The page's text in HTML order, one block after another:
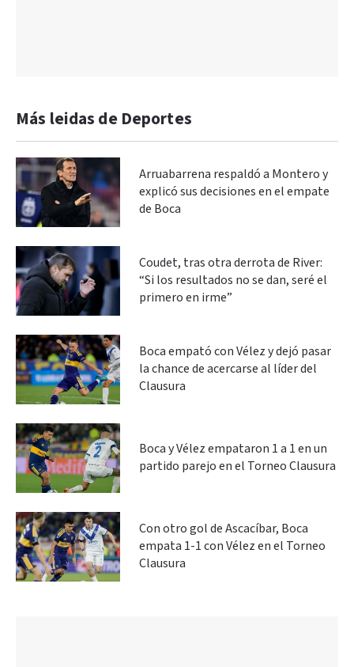
Más leidas de Deportes
Arruabarrena respaldó a Montero y
explicó sus decisiones en el empate
de Boca
Coudet, tras otra derrota de River:
“Si los resultados no se dan, seré el
primero en irme”
Boca empató con Vélez y dejó pasar
la chance de acercarse al líder del
Clausura
Boca y Vélez empataron 1 a 1 en un
partido parejo en el Torneo Clausura
Con otro gol de Ascacíbar, Boca
empata 1-1 con Vélez en el Torneo
Clausura